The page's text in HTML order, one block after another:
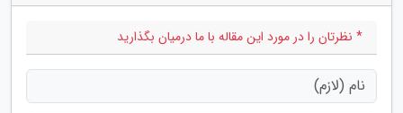
* نظرتان را در مورد این مقاله با ما درمیان بگذارید